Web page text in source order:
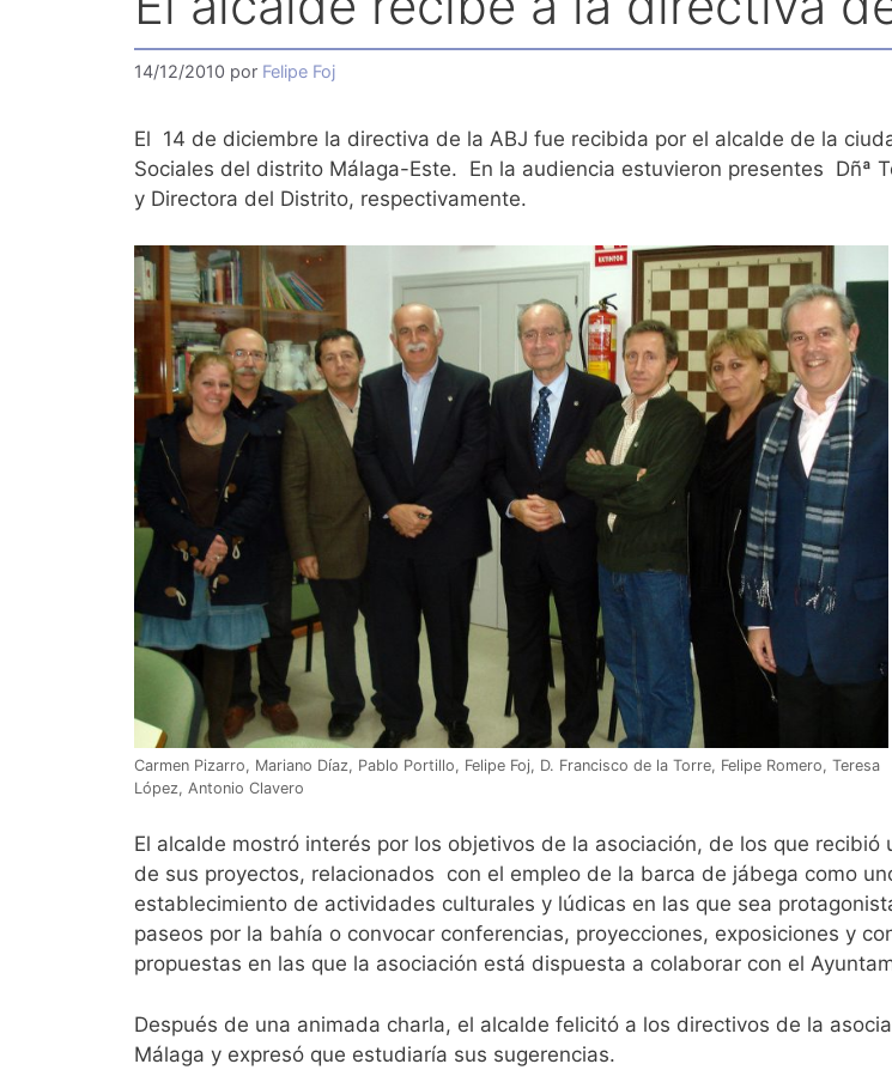
14/12/2010 por Felipe Foj
El 14 de diciembre la directiva de la ABJ fue recibida por el alcalde de la
Sociales del distrito Málaga-Este. En la audiencia estuvieron presentes Dñª
y Directora del Distrito, respectivamente.
Carmen Pizarro, Mariano Díaz, Pablo Portillo, Felipe Foj, D. Francisco de la Torre, Felipe Romero, Teresa
López, Antonio Clavero
El alcalde mostró interés por los objetivos de la asociación, de los que
de sus proyectos, relacionados con el empleo de la barca de jábega como
establecimiento de actividades culturales y lúdicas en las que sea
paseos por la bahía o convocar conferencias, proyecciones, exposiciones y
propuestas en las que la asociación está dispuesta a colaborar con el
Después de una animada charla, el alcalde felicitó a los directivos de la
Málaga y expresó que estudiaría sus sugerencias.